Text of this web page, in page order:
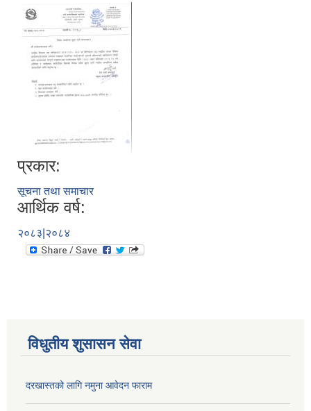
प्रकार:
सूचना तथा समाचार
आर्थिक वर्ष:
२०८३|२०८४
विधुतीय शुसासन सेवा
दरखास्तको लागि नमुना आवेदन फाराम